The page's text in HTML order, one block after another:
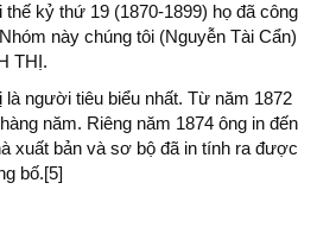
thế kỷ thứ 19 (1870-1899) họ đã công
này chúng tôi (Nguyễn Tài Cẩn)
THỊ.
là người tiêu biểu nhất. Từ năm 1872
năm. Riêng năm 1874 ông in đến
xuất bản và sơ bộ đã in tính ra được
bố.[5]